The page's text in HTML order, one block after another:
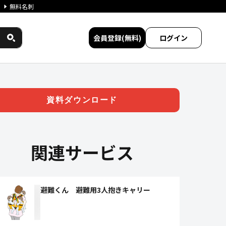
無料名刺
会員登録(無料) ログイン
資料ダウンロード
関連サービス
避難くん 避難用3人抱きキャリー